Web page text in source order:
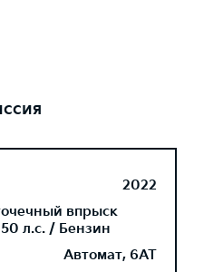
2022
впрыск
л.с. / Бензин
Автомат, 6AT